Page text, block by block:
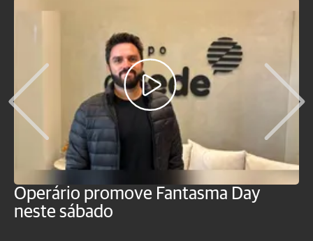
Operário promove Fantasma Day
neste sábado